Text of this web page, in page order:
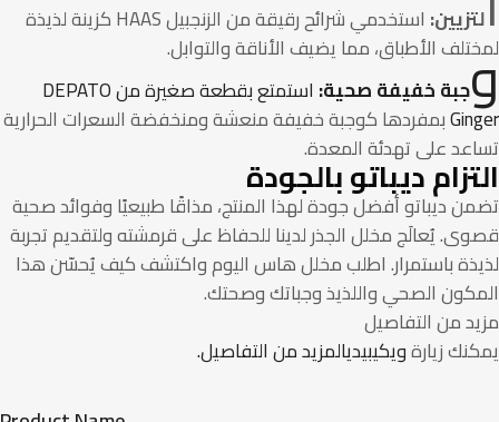
استخدمي شرائح رقيقة من الزنجبيل HAAS كزينة لذيذة
الأطباق، مما يضيف الأناقة والتوابل.
جبة خفيفة صحية:استمتع بقطعة صغيرة من DEPATO
بمفردها كوجبة خفيفة منعشة ومنخفضة السعرات الحرارية
على تهدئة المعدة.
ديباتو بالجودة
ديباتو أفضل جودة لهذا المنتج، مذاقًا طبيعيًا وفوائد صحية
يُعالَج مخلل الجذر لدينا للحفاظ على قرمشته ولتقديم تجربة
باستمرار. اطلب مخلل هاس اليوم واكتشف كيف يُحسّن هذا
الصحي واللذيذ وجباتك وصحتك.
من التفاصيل
زيارةويكيبيديالمزيد من التفاصيل.